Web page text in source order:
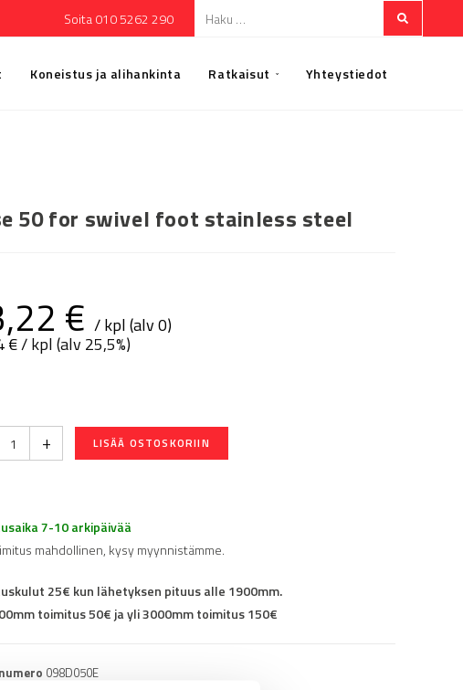
Soita 010 5262 290
Koneistus ja alihankinta Ratkaisut Yhteystiedot
50 for swivel foot stainless steel
€ / kpl (alv 0)
€/ kpl (alv 25,5%)
+ LISÄÄ OSTOSKORIIN
7-10 arkipäivää
mahdollinen, kysy myynnistämme.
25€ kun lähetyksen pituus alle 1900mm.
toimitus 50€ ja yli 3000mm toimitus 150€
098D050E